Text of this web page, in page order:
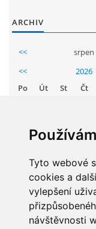
Tyto webové
cookies a
vylepšení
návštěvnosti
ARCHIV
<< srpen
<<
2026
Po
Út St Čt
11 12 13
18 19 20
25 26 27